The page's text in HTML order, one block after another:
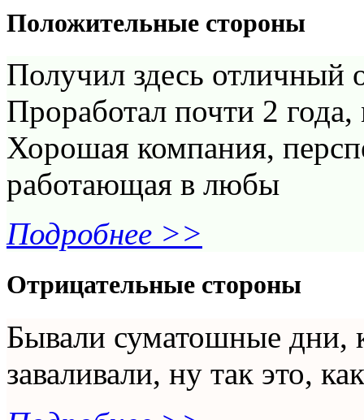
Положительные стороны
Получил здесь отличный
Проработал почти 2
Хорошая компания,
работающая в любы
Подробнее >>
Отрицательные стороны
Бывали суматошные дни,
заваливали, ну так это,